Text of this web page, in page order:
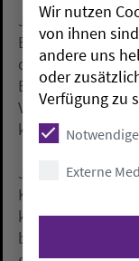
Janssen
des Oldenburger
Entscheidungen
Verständnis,
können.
Janssen dankte
beauftragen. Er
Wir nutzen
von ihnen
andere uns
oder
Verfügung zu
Externe